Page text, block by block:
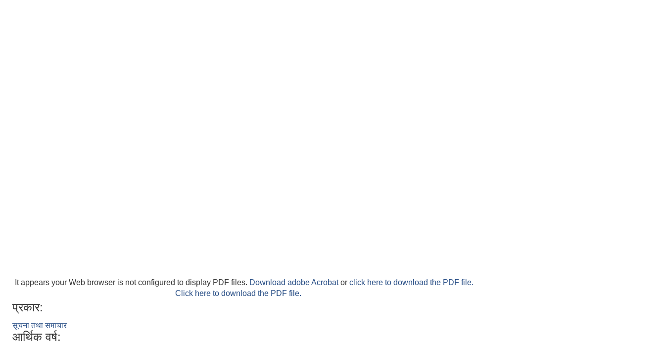
It appears your Web browser is not configured to display PDF files. Download adobe Acrobator click here to download the PDF file.
Click here to download the PDF file.
प्रकार:
सूचना तथा समाचार
आर्थिक वर्ष: